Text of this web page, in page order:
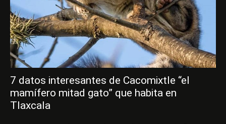
7 datos interesantes de Cacomixtle “el
mamífero mitad gato” que habita en
Tlaxcala